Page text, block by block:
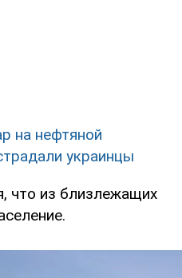
на нефтяной
украинцы
что из близлежащих